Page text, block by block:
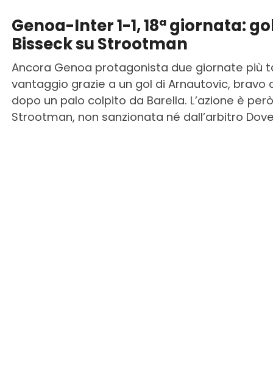
Genoa-Inter 1-1, 18ª giornata:
Bisseck su Strootman
Ancora Genoa protagonista due giornate più
vantaggio grazie a un gol di Arnautovic,
dopo un palo colpito da Barella. L’azione è
Strootman, non sanzionata né dall’arbitro